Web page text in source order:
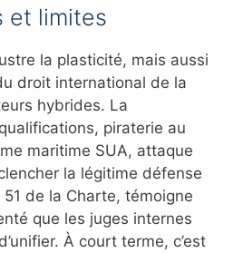
et limites
la plasticité, mais aussi
droit international de la
hybrides. La
piraterie au
maritime SUA, attaque
la légitime défense
51 de la Charte, témoigne
que les juges internes
À court terme, c’est